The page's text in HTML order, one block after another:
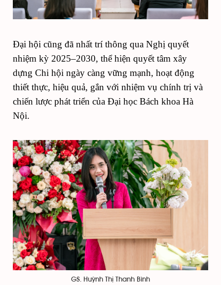
Đại hội cũng đã nhất trí thông qua Nghị quyết
nhiệm kỳ 2025–2030, thể hiện quyết tâm xây
dựng Chi hội ngày càng vững mạnh, hoạt động
thiết thực, hiệu quả, gắn với nhiệm vụ chính trị và
chiến lược phát triển của Đại học Bách khoa Hà
Nội.
GS. Huỳnh Thị Thanh Bình